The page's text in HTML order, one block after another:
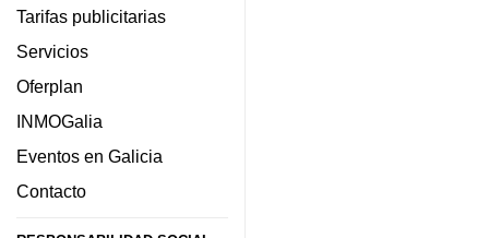
Tarifas publicitarias
Servicios
Oferplan
INMOGalia
Eventos en Galicia
Contacto